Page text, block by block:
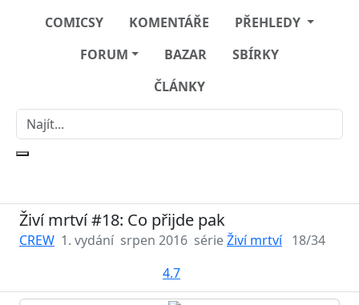
COMICSY KOMENTÁŘE
PŘEHLEDY
FORUM
BAZAR
SBÍRKY
ČLÁNKY
Živí mrtví #18: Co přijde pak
CREW 1. vydání srpen 2016 sérieŽiví mrtví 18/34
4.7